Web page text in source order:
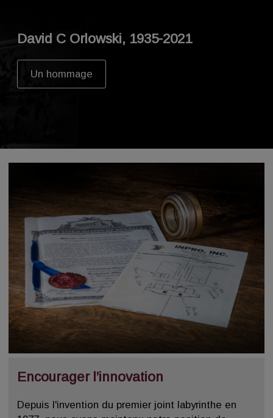
David C Orlowski, 1935-2021
Un hommage
Encourager l’innovation
Depuis l'invention du premier joint labyrinthe en